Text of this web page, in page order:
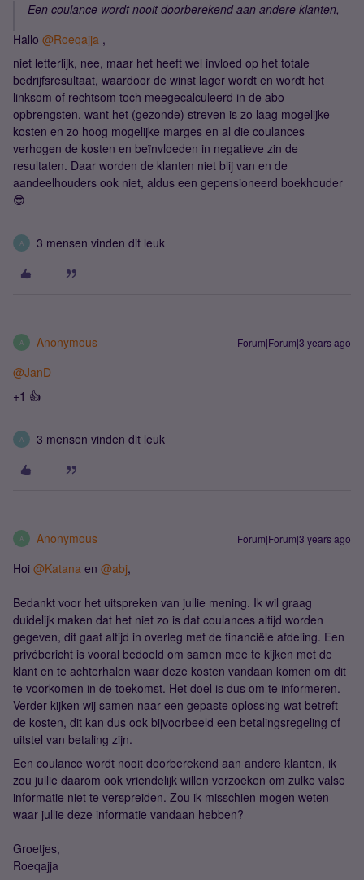
Een coulance wordt nooit doorberekend aan andere klanten,
Hallo @Roeqajja ,
niet letterlijk, nee, maar het heeft wel invloed op het totale
bedrijfsresultaat, waardoor de winst lager wordt en wordt het
linksom of rechtsom toch meegecalculeerd in de abo-
opbrengsten, want het (gezonde) streven is zo laag mogelijke
kosten en zo hoog mogelijke marges en al die coulances
verhogen de kosten en beïnvloeden in negatieve zin de
resultaten. Daar worden de klanten niet blij van en de
aandeelhouders ook niet, aldus een gepensioneerd boekhouder
😎
A 3 mensen vinden dit leuk
A Anonymous Forum|Forum|3 years ago
@JanD
+1 👍
A 3 mensen vinden dit leuk
A Anonymous Forum|Forum|3 years ago
Hoi @Katana en @abj,
Bedankt voor het uitspreken van jullie mening. Ik wil graag
duidelijk maken dat het niet zo is dat coulances altijd worden
gegeven, dit gaat altijd in overleg met de financiële afdeling. Een
privébericht is vooral bedoeld om samen mee te kijken met de
klant en te achterhalen waar deze kosten vandaan komen om dit
te voorkomen in de toekomst. Het doel is dus om te informeren.
Verder kijken wij samen naar een gepaste oplossing wat betreft
de kosten, dit kan dus ook bijvoorbeeld een betalingsregeling of
uitstel van betaling zijn.
Een coulance wordt nooit doorberekend aan andere klanten, ik
zou jullie daarom ook vriendelijk willen verzoeken om zulke valse
informatie niet te verspreiden. Zou ik misschien mogen weten
waar jullie deze informatie vandaan hebben?
Groetjes,
Roeqajja